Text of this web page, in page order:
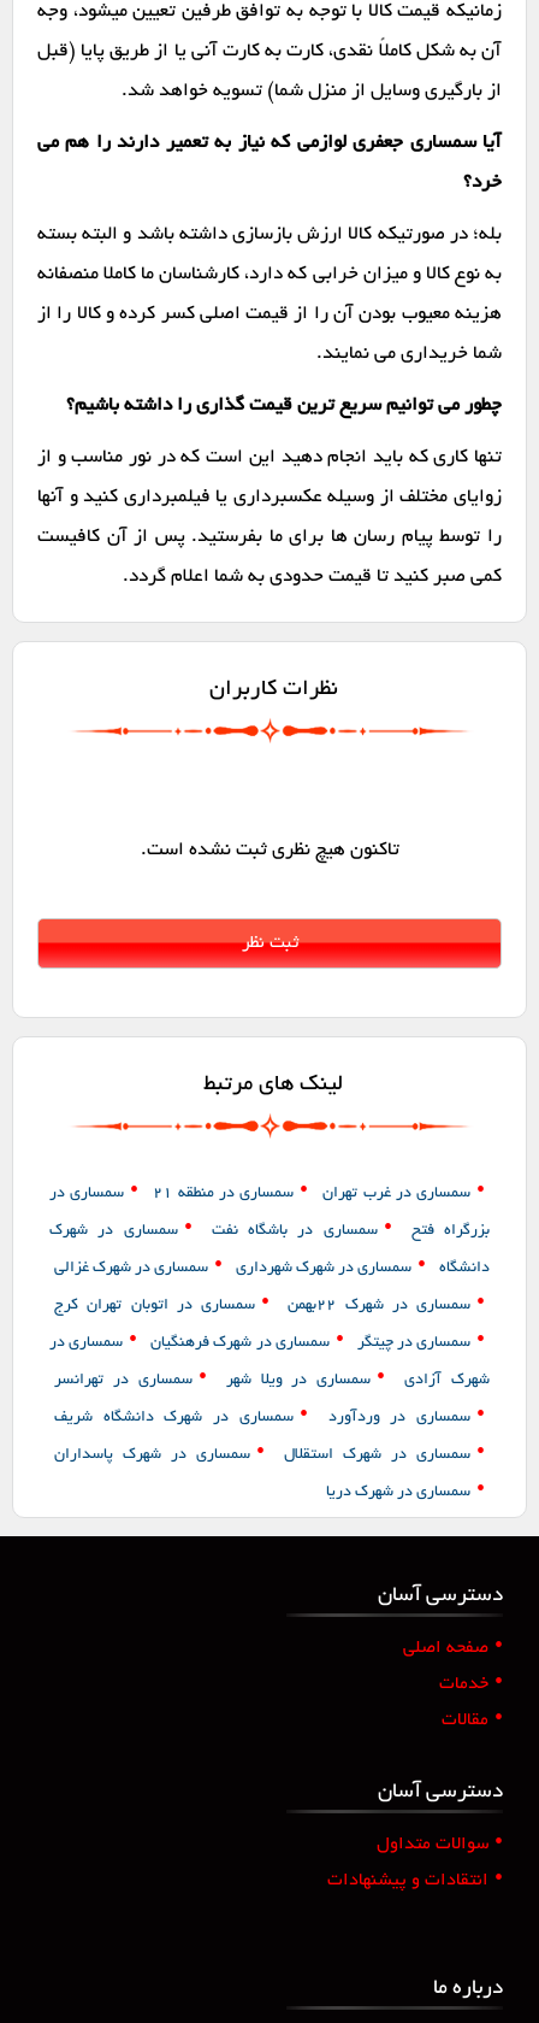
زمانیکه قیمت کالا با توجه به توافق طرفین تعیین میشود، وجه
آن به شکل کاملاً نقدی، کارت به کارت آنی یا از طریق پایا (قبل
از بارگیری وسایل از منزل شما) تسویه خواهد شد.
آیا سمساری جعفری لوازمی که نیاز به تعمیر دارند را هم می
خرد؟
بله؛ در صورتیکه کالا ارزش بازسازی داشته باشد و البته بسته
به نوع کالا و میزان خرابی که دارد، کارشناسان ما کاملا منصفانه
هزینه معیوب بودن آن را از قیمت اصلی کسر کرده و کالا را از
شما خریداری می نمایند.
چطور می توانیم سریع ترین قیمت گذاری را داشته باشیم؟
تنها کاری که باید انجام دهید این است که در نور مناسب و از
زوایای مختلف از وسیله عکسبرداری یا فیلمبرداری کنید و آنها
را توسط پیام رسان ها برای ما بفرستید. پس از آن کافیست
کمی صبر کنید تا قیمت حدودی به شما اعلام گردد.
نظرات کاربران
تاکنون هیچ نظری ثبت نشده است.
لینک های مرتبط
• سمساری در غرب تهران • سمساری در منطقه 21 • سمساری در
بزرگراه فتح • سمساری در باشگاه نفت • سمساری در شهرک
دانشگاه • سمساری در شهرک شهرداری • سمساری در شهرک غزالی
• سمساری در شهرک ۲۲بهمن • سمساری در اتوبان تهران کرج
• سمساری در چیتگر • سمساری در شهرک فرهنگیان • سمساری در
شهرک آزادی • سمساری در ویلا شهر • سمساری در تهرانسر
• سمساری در وردآورد • سمساری در شهرک دانشگاه شریف
• سمساری در شهرک استقلال • سمساری در شهرک پاسداران
• سمساری در شهرک دریا
دسترسی آسان
• صفحه اصلی
• خدمات
• مقالات
دسترسی آسان
• سوالات متداول
• انتقادات و پیشنهادات
درباره ما